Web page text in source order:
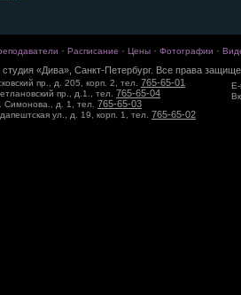
· Расписание · Цены · Фотографии ·
«Дива», Санкт-Петербург. Все права
пр., д. 205, корп. 2, тел. 765-65-01
пр., д.1., тел. 765-65-04
Симонова., д. 1, тел. 765-65-03
ул., д. 19, корп. 1, тел. 765-65-02